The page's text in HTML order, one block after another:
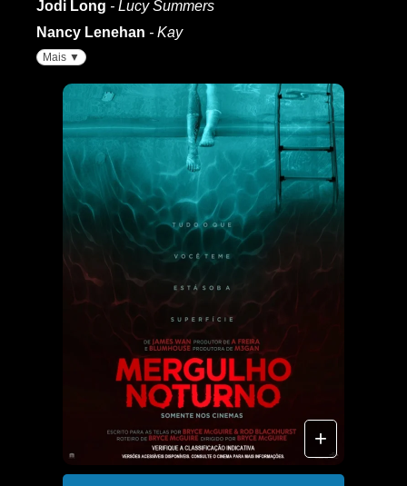
Jodi Long - Lucy Summers
Nancy Lenehan - Kay
Mais ▼
+